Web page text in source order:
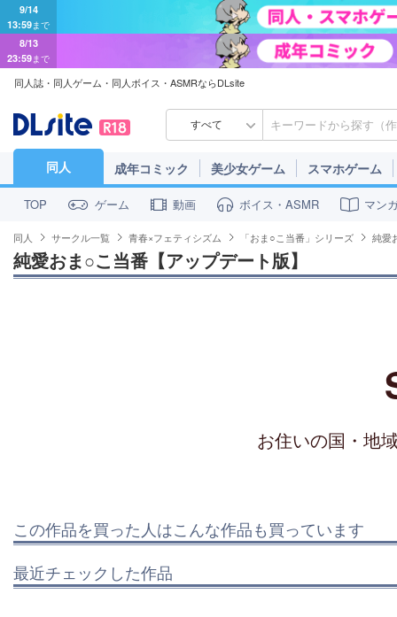
9/14
13:59まで
8/13
23:59まで
同人誌・同人ゲーム・同人ボイス・ASMRならDLsite
すべて
同人 成年コミック 美少女ゲーム スマホゲーム
TOP ゲーム 動画 ボイス・ASMR マン
同人 サークル一覧 青春×フェティシズム 「おま○こ当番」シリーズ 純愛
純愛おま○こ当番【アップデート版】
お住いの国・地
この作品を買った人はこんな作品も買っています
最近チェックした作品